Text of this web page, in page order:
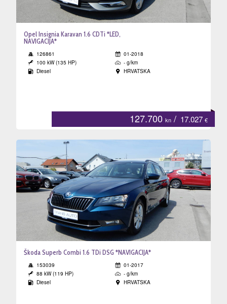
Opel Insignia Karavan 1.6 CDTi *LED,
NAVIGACIJA*
126861
01-2018
100 kW (135 HP)
- g/km
Diesel
HRVATSKA
127.700 kn / 17.027 €
Škoda Superb Combi 1.6 TDi DSG *NAVIGACIJA*
153039
01-2017
88 kW (119 HP)
- g/km
Diesel
HRVATSKA